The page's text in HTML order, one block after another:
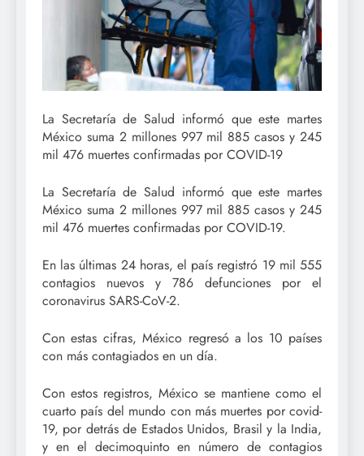
La Secretaría de Salud informó que este martes
México suma 2 millones 997 mil 885 casos y 245
mil 476 muertes confirmadas por COVID-19
La Secretaría de Salud informó que este martes
México suma 2 millones 997 mil 885 casos y 245
mil 476 muertes confirmadas por COVID-19.
En las últimas 24 horas, el país registró 19 mil 555
contagios nuevos y 786 defunciones por el
coronavirus SARS-CoV-2.
Con estas cifras, México regresó a los 10 países
con más contagiados en un día.
Con estos registros, México se mantiene como el
cuarto país del mundo con más muertes por covid-
19, por detrás de Estados Unidos, Brasil y la India,
y en el decimoquinto en número de contagios